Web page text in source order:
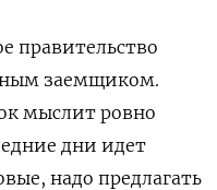
правительство
заемщиком.
мыслит ровно
дни идет
надо предлагать